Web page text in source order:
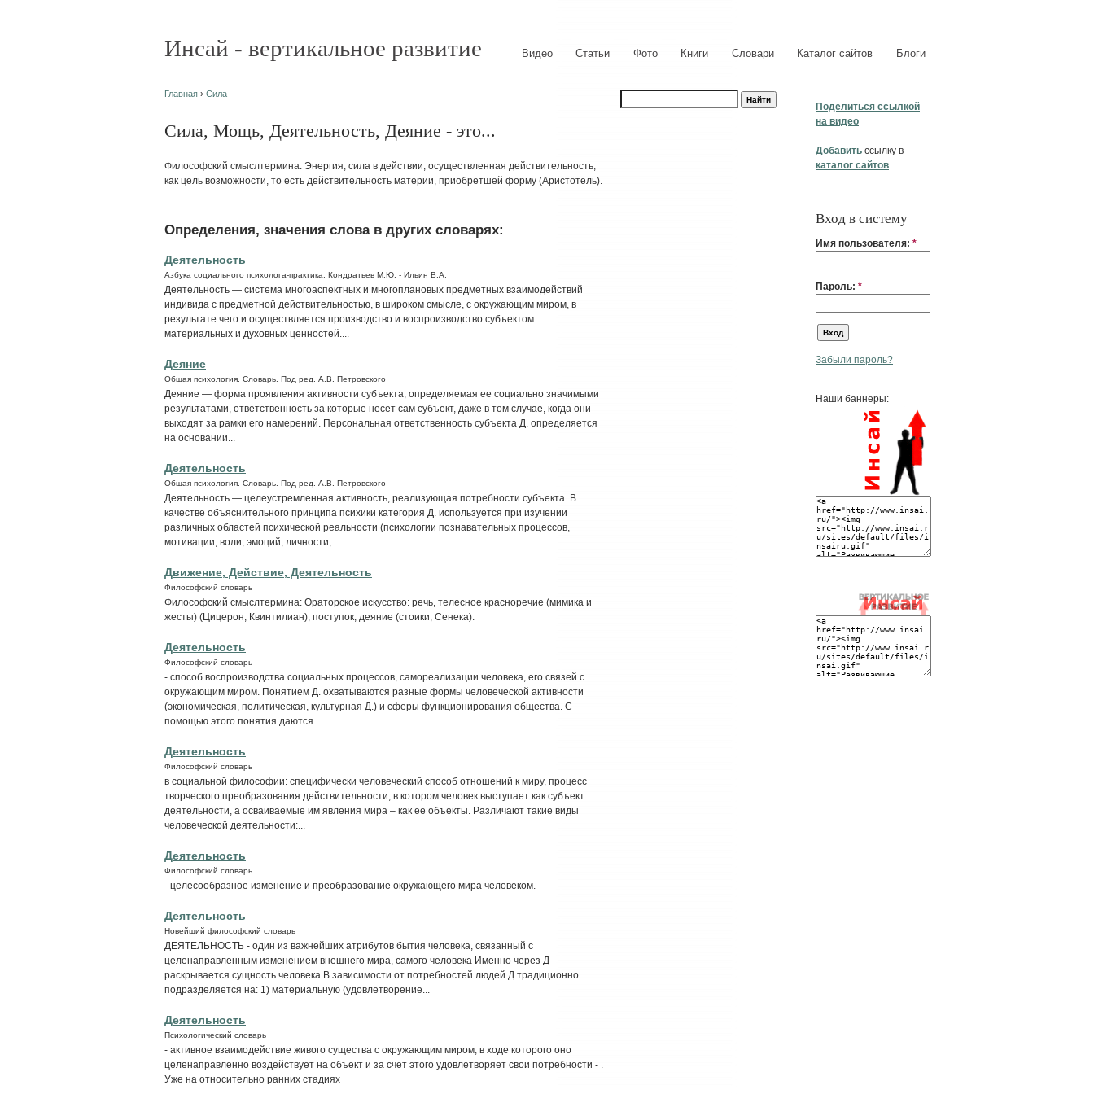
Инсай - вертикальное развитие Видео Статьи Фото Книги Словари Каталог сайтов Блоги
Поделиться ссылкой
на видео
Добавить ссылку в
каталог сайтов
Вход в систему
Имя пользователя: *
Пароль: *
Забыли пароль?
Наши баннеры:
Главная › Сила
Сила, Мощь, Деятельность, Деяние - это...
Философский смыслтермина: Энергия, сила в действии, осуществленная действительность,
как цель возможности, то есть действительность материи, приобретшей форму (Аристотель).
Определения, значения слова в других словарях:
Деятельность
Азбука социального психолога-практика. Кондратьев М.Ю. - Ильин В.А.
Деятельность — система многоаспектных и многоплановых предметных взаимодействий
индивида с предметной действительностью, в широком смысле, с окружающим миром, в
результате чего и осуществляется производство и воспроизводство субъектом
материальных и духовных ценностей....
Деяние
Общая психология. Словарь. Под ред. А.В. Петровского
Деяние — форма проявления активности субъекта, определяемая ее социально значимыми
результатами, ответственность за которые несет сам субъект, даже в том случае, когда они
выходят за рамки его намерений. Персональная ответственность субъекта Д. определяется
на основании...
Деятельность
Общая психология. Словарь. Под ред. А.В. Петровского
Деятельность — целеустремленная активность, реализующая потребности субъекта. В
качестве объяснительного принципа психики категория Д. используется при изучении
различных областей психической реальности (психологии познавательных процессов,
мотивации, воли, эмоций, личности,...
Движение, Действие, Деятельность
Философский словарь
Философский смыслтермина: Ораторское искусство: речь, телесное красноречие (мимика и
жесты) (Цицерон, Квинтилиан); поступок, деяние (стоики, Сенека).
Деятельность
Философский словарь
- способ воспроизводства социальных процессов, самореализации человека, его связей с
окружающим миром. Понятием Д. охватываются разные формы человеческой активности
(экономическая, политическая, культурная Д.) и сферы функционирования общества. С
помощью этого понятия даются...
Деятельность
Философский словарь
в социальной философии: специфически человеческий способ отношений к миру, процесс
творческого преобразования действительности, в котором человек выступает как субъект
деятельности, а осваиваемые им явления мира – как ее объекты. Различают такие виды
человеческой деятельности:...
Деятельность
Философский словарь
- целесообразное изменение и преобразование окружающего мира человеком.
Деятельность
Новейший философский словарь
ДЕЯТЕЛЬНОСТЬ - один из важнейших атрибутов бытия человека, связанный с
целенаправленным изменением внешнего мира, самого человека Именно через Д
раскрывается сущность человека В зависимости от потребностей людей Д традиционно
подразделяется на: 1) материальную (удовлетворение...
Деятельность
Психологический словарь
- активное взаимодействие живого существа с окружающим миром, в ходе которого оно
целенаправленно воздействует на объект и за счет этого удовлетворяет свои потребности - .
Уже на относительно ранних стадиях